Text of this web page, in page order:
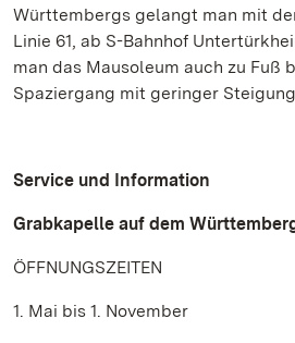
Württembergs gelangt man mit
Linie 61, ab S-Bahnhof
man das Mausoleum auch zu Fuß
Spaziergang mit geringer
Service und Information
Grabkapelle auf dem
ÖFFNUNGSZEITEN
1. Mai bis 1. November